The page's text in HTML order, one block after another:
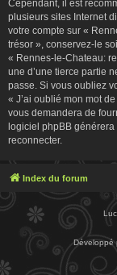
Cependant, il est
plusieurs sites Internet
votre compte sur «
trésor », conservez-le
« Rennes-le-Chateau:
une d’une tierce partie
passe. Si vous oubliez
« J’ai oublié mon mot
vous demandera de
logiciel phpBB
reconnecter.
Index du forum
Développé